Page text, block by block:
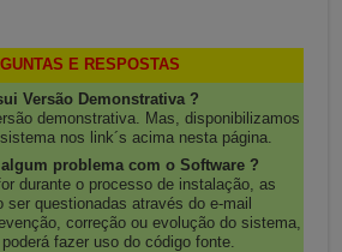
E RESPOSTAS
Versão Demonstrativa ?
demonstrativa. Mas, disponibilizamos
nos link´s acima nesta página.
problema com o Software ?
durante o processo de instalação, as
ser questionadas através do e-mail
correção ou evolução do sistema,
fazer uso do código fonte.